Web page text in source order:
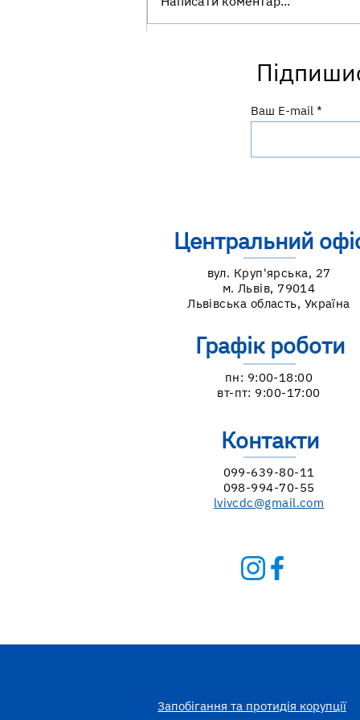
захист від інфекцій!
Ваш E-mail
Центральний
вул. Круп'ярська, 27
м. Львів, 79014
Львівська область, Україна
Графік роботи
пн: 9:00-18:00
вт-пт: 9:00-17:00
Контакти
099-639-80-11
098-994-70-55
lvivcdc@gmail.com
Запобігання та протидія корупції